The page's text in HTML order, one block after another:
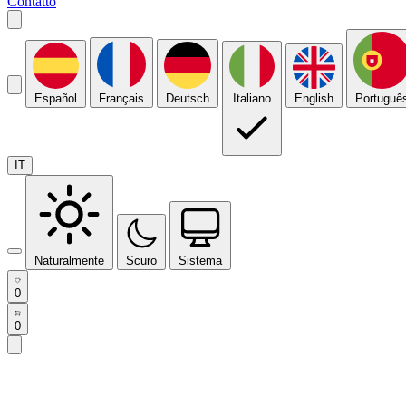
Español Français Deutsch Italiano English
IT
Naturalmente Scuro Sistema
0
0